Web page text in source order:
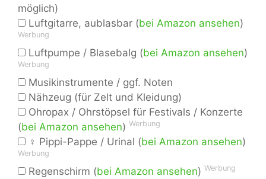
möglich)
Luftgitarre, aublasbar (bei Amazon ansehen)
Werbung
Luftpumpe / Blasebalg (bei Amazon ansehen)
Werbung
Musikinstrumente / ggf. Noten
Nähzeug (für Zelt und Kleidung)
Ohropax / Ohrstöpsel für Festivals / Konzerte
(bei Amazon ansehen) Werbung
♀ Pippi-Pappe / Urinal (bei Amazon ansehen)
Werbung
Regenschirm (bei Amazon ansehen) Werbung